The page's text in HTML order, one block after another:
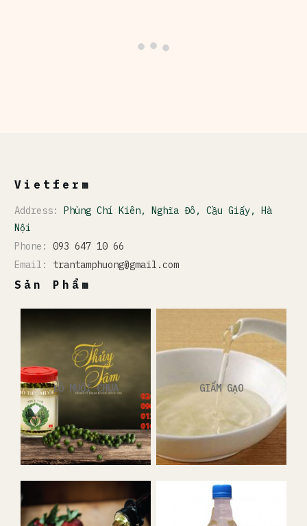
Vietferm
Address: Phùng Chí Kiên, Nghĩa Đô, Cầu Giấy, Hà
Nội
Phone: 093 647 10 66
Email: trantamphuong@gmail.com
Sản Phẩm
ĐỒ MUỐI CHUA GIẤM GẠO